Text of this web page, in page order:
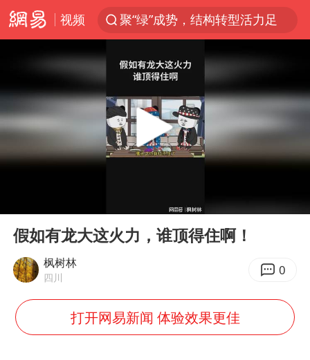
视频
聚“绿”成势，结构转型活力足
台风白海豚影响中国已成定局
80后女柜员逆袭成4200亿银行副行长
金饰克价大幅跳涨
多地要求领导干部带头休假
24小时不关空调 电费会更低吗
中央气象台发布台风黄色预警
“梅姨”准确年龄仍未知
Play
假如有龙大这火力，谁顶得住啊！
枫树林
四川 0
打开网易新闻 体验效果更佳